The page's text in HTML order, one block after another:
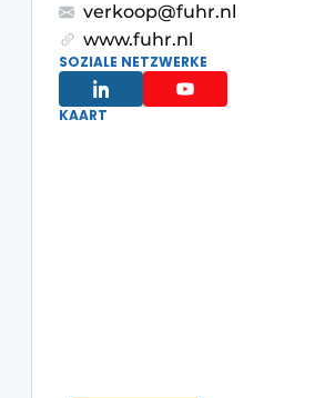
Ein Stellenangebot registrieren
Offene Stellen
Videos
verkoop@fuhr.nl
www.fuhr.nl
SOZIALE NETZWERKE
KAART